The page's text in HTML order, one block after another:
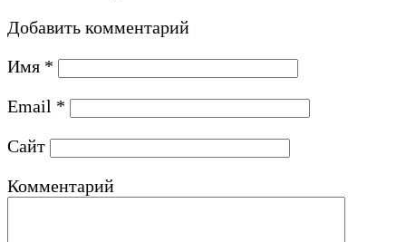
Добавить комментарий
Имя *
Email *
Сайт
Комментарий